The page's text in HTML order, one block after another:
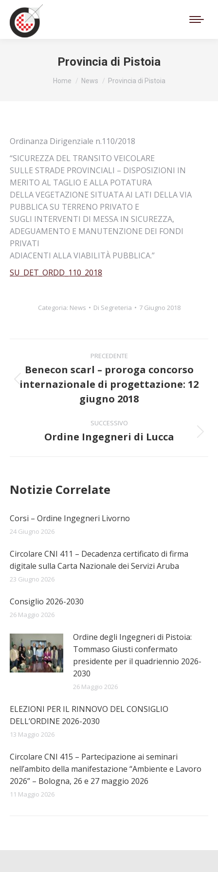
Provincia di Pistoia
Tu sei qui:
Home News Provincia di Pistoia
Ordinanza Dirigenziale n.110/2018
“SICUREZZA DEL TRANSITO VEICOLARE
SULLE STRADE PROVINCIALI – DISPOSIZIONI IN
MERITO AL TAGLIO E ALLA POTATURA
DELLA VEGETAZIONE SITUATA AI LATI DELLA VIA
PUBBLICA SU TERRENO PRIVATO E
SUGLI INTERVENTI DI MESSA IN SICUREZZA,
ADEGUAMENTO E MANUTENZIONE DEI FONDI
PRIVATI
ADIACENTI ALLA VIABILITÀ PUBBLICA.”
SU_DET_ORDD_110_2018
Categoria: News Di Segreteria 7 Giugno 2018
tra
PRECEDENTE
Post
precedente:
Benecon scarl – proroga concorso
internazionale di progettazione: 12
giugno 2018
SUCCESSIVO
Prossimo
Ordine Ingegneri di Lucca
Notizie Correlate
Corsi – Ordine Ingegneri Livorno
24 Giugno 2026
Circolare CNI 411 – Decadenza certificato di firma
digitale sulla Carta Nazionale dei Servizi Aruba
23 Giugno 2026
Consiglio 2026-2030
26 Maggio 2026
Ordine degli Ingegneri di Pistoia:
Tommaso Giusti confermato
presidente per il quadriennio 2026-
2030
26 Maggio 2026
ELEZIONI PER IL RINNOVO DEL CONSIGLIO
DELL’ORDINE 2026-2030
13 Maggio 2026
Circolare CNI 415 – Partecipazione ai seminari
nell’ambito della manifestazione “Ambiente e Lavoro
2026” – Bologna, 26 e 27 maggio 2026
11 Maggio 2026